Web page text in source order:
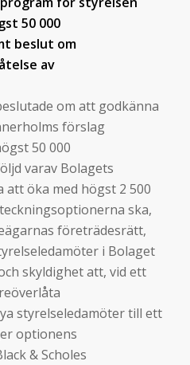
50 000
beslut om
av
om att godkänna
förslag
50 000
varav Bolagets
öka med högst 2 500
ska,
företrädesrätt,
i Bolaget
skyldighet att, vid ett
styrelseledamöter till ett
optionens
& Scholes